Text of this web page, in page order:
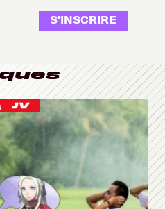
S'INSCRIRE